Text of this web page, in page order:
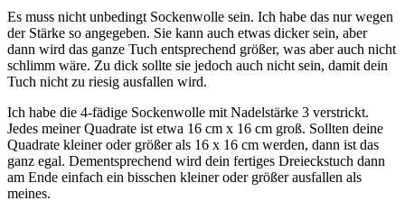
Es muss nicht unbedingt Sockenwolle sein. Ich habe das nur wegen
der Stärke so angegeben. Sie kann auch etwas dicker sein, aber
dann wird das ganze Tuch entsprechend größer, was aber auch nicht
schlimm wäre. Zu dick sollte sie jedoch auch nicht sein, damit dein
Tuch nicht zu riesig ausfallen wird.
Ich habe die 4-fädige Sockenwolle mit Nadelstärke 3 verstrickt.
Jedes meiner Quadrate ist etwa 16 cm x 16 cm groß. Sollten deine
Quadrate kleiner oder größer als 16 x 16 cm werden, dann ist das
ganz egal. Dementsprechend wird dein fertiges Dreieckstuch dann
am Ende einfach ein bisschen kleiner oder größer ausfallen als
meines.